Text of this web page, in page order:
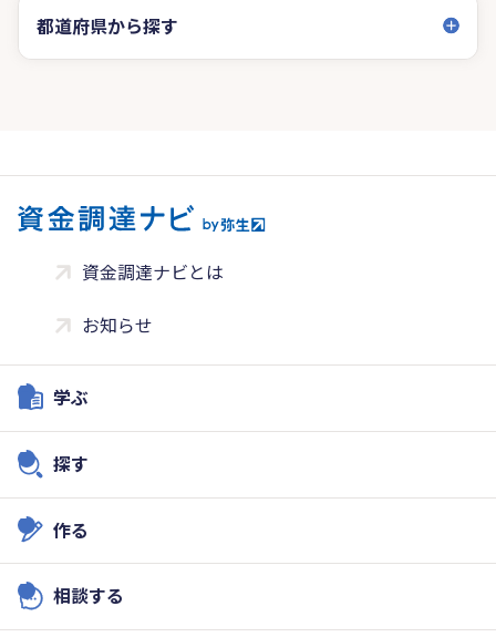
都道府県から探す
資金調達ナビとは
お知らせ
学ぶ
探す
作る
相談する